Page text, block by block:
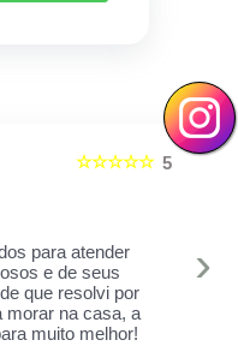
5
☆☆☆☆☆
para atender
e de seus
que resolvi por
morar na casa, a
muito melhor!
›